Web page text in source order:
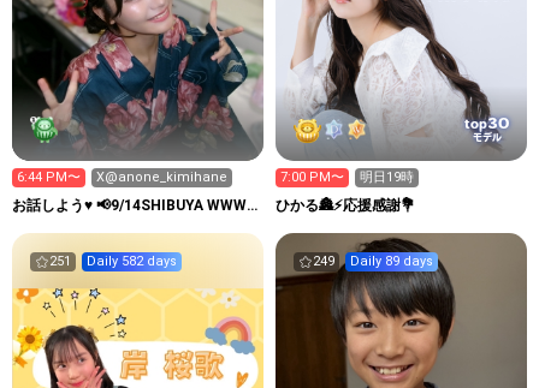
6:44 PM〜 X@anone_kimihane
お話しよう♥️ 📢9/14SHIBUYA WWW
top30
モデル
7:00 PM〜 明日19時
ひかる🏯⚡️応援感謝💐
251 Daily 582 days 249 Daily 89 days